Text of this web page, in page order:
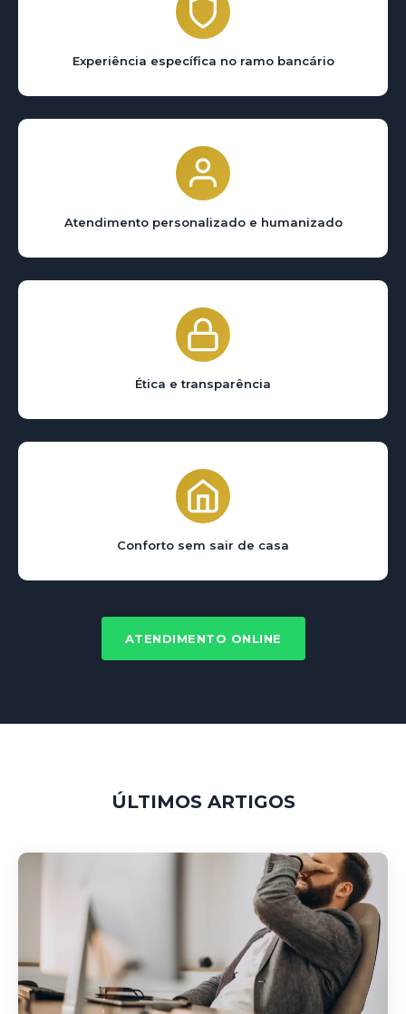
Experiência específica no ramo bancário
Atendimento personalizado e humanizado
Ética e transparência
Conforto sem sair de casa
ATENDIMENTO ONLINE
ÚLTIMOS ARTIGOS